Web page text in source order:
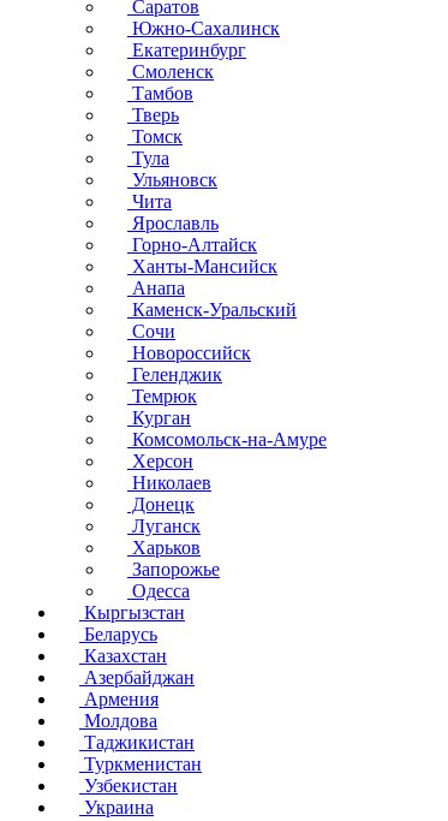
Саратов
Южно-Сахалинск
Екатеринбург
Смоленск
Тамбов
Тверь
Томск
Тула
Ульяновск
Чита
Ярославль
Горно-Алтайск
Ханты-Мансийск
Анапа
Каменск-Уральский
Сочи
Новороссийск
Геленджик
Темрюк
Курган
Комсомольск-на-Амуре
Херсон
Николаев
Донецк
Луганск
Харьков
Запорожье
Одесса
Кыргызстан
Беларусь
Казахстан
Азербайджан
Армения
Молдова
Таджикистан
Туркменистан
Узбекистан
Украина